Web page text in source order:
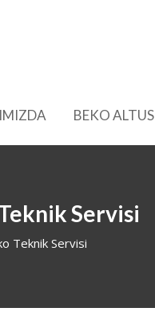
BEKO ALTUS
Servisi
Teknik Servisi